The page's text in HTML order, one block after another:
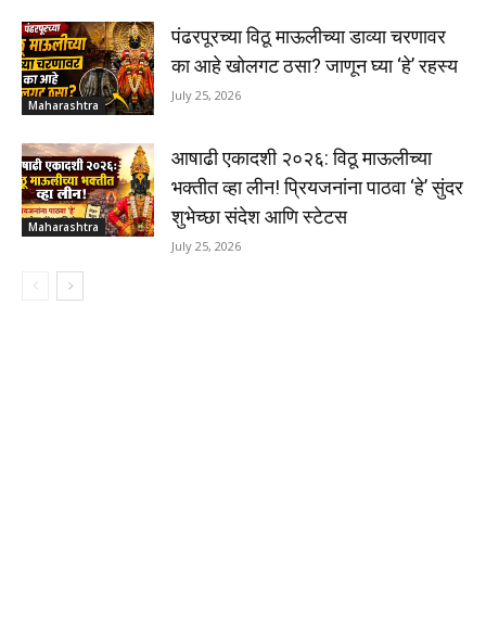
Maharashtra
पंढरपूरच्या विठू माऊलीच्या डाव्या चरणावर
का आहे खोलगट ठसा? जाणून घ्या ‘हे’ रहस्य
July 25, 2026
Maharashtra
आषाढी एकादशी २०२६: विठू माऊलीच्या
भक्तीत व्हा लीन! प्रियजनांना पाठवा ‘हे’ सुंदर
शुभेच्छा संदेश आणि स्टेटस
July 25, 2026